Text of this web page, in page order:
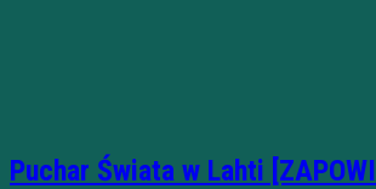
Puchar Świata w Lahti